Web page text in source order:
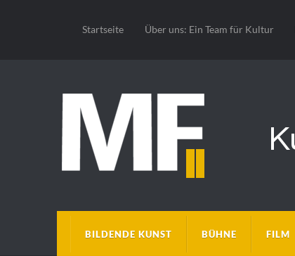
Startseite Über uns: Ein Team für Kultur
BILDENDE KUNST BÜHNE FILM